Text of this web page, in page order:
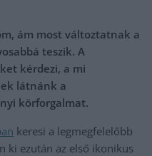
ám most változtatnak a
teszik. A
kérdezi, a mi
látnánk a
körforgalmat.
keresi a legmegfelelőbb
ki ezután az első ikonikus